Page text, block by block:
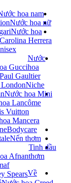
Herrera
Gucci
Gaultier
Lancôme
Vuitton
Mancera
Afnan
Spears
hoa nam
Nước hoa nữ
Nước hoa
Nước
hoa
Niche
Nước hoa Mini
Bodycare
Nến thơm
Tinh dầu
thơm
Về